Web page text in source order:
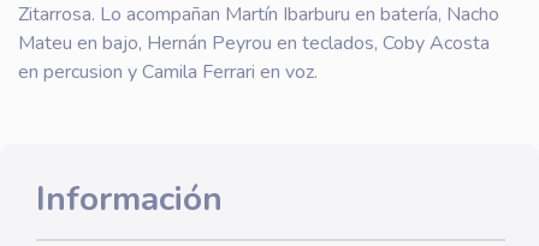
Zitarrosa. Lo acompañan Martín Ibarburu en batería, Nacho
Mateu en bajo, Hernán Peyrou en teclados, Coby Acosta
en percusion y Camila Ferrari en voz.
Información